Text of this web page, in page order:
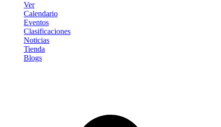
Ver
Calendario
Eventos
Clasificaciones
Noticias
Tienda
Blogs